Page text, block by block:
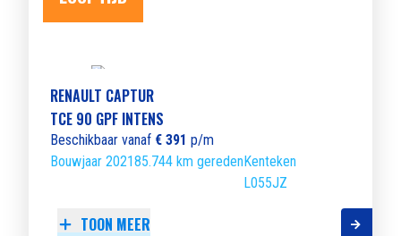
RENAULT CAPTUR
TCE 90 GPF INTENS
Beschikbaar vanaf € 391 p/m
Bouwjaar 202185.744 km geredenKenteken
L055JZ
TOON MEER